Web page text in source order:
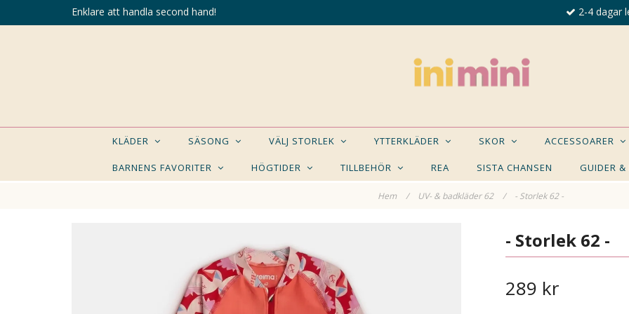
Enklare att handla second hand! 2-4 dagar
KLÄDER SÄSONG VÄLJ STORLEK YTTERKLÄDER SKOR ACCESSOARER
BARNENS FAVORITER HÖGTIDER TILLBEHÖR REA SISTA CHANSEN GUIDER &
Hem / UV- & badkläder 62 / - Storlek 62 -
KANSKE NÅGON AV DESSA PRODUKTER KAN- Storlek 62 -
289 kr